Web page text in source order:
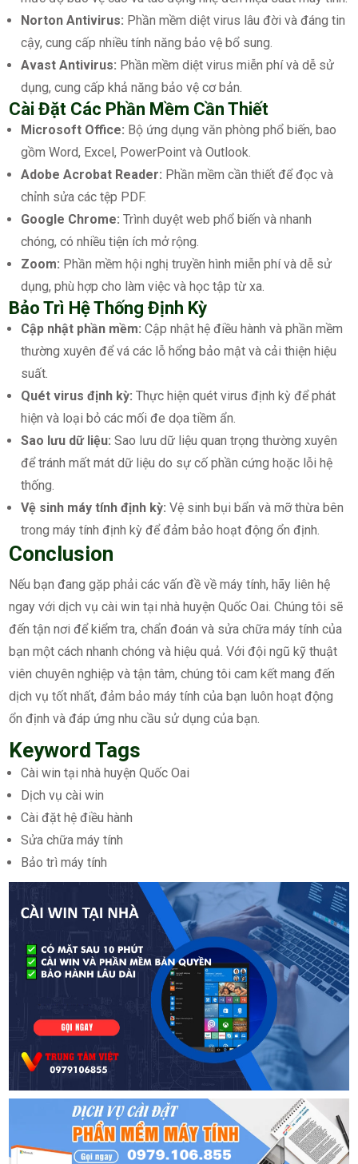
Norton Antivirus: Phần mềm diệt virus lâu đời và đáng tin
cậy, cung cấp nhiều tính năng bảo vệ bổ sung.
Avast Antivirus: Phần mềm diệt virus miễn phí và dễ sử
dụng, cung cấp khả năng bảo vệ cơ bản.
Cài Đặt Các Phần Mềm Cần Thiết
Microsoft Office: Bộ ứng dụng văn phòng phổ biến, bao
gồm Word, Excel, PowerPoint và Outlook.
Adobe Acrobat Reader: Phần mềm cần thiết để đọc và
chỉnh sửa các tệp PDF.
Google Chrome: Trình duyệt web phổ biến và nhanh
chóng, có nhiều tiện ích mở rộng.
Zoom: Phần mềm hội nghị truyền hình miễn phí và dễ sử
dụng, phù hợp cho làm việc và học tập từ xa.
Bảo Trì Hệ Thống Định Kỳ
Cập nhật phần mềm: Cập nhật hệ điều hành và phần mềm
thường xuyên để vá các lỗ hổng bảo mật và cải thiện hiệu
suất.
Quét virus định kỳ: Thực hiện quét virus định kỳ để phát
hiện và loại bỏ các mối đe dọa tiềm ẩn.
Sao lưu dữ liệu: Sao lưu dữ liệu quan trọng thường xuyên
để tránh mất mát dữ liệu do sự cố phần cứng hoặc lỗi hệ
thống.
Vệ sinh máy tính định kỳ: Vệ sinh bụi bẩn và mỡ thừa bên
trong máy tính định kỳ để đảm bảo hoạt động ổn định.
Conclusion
Nếu bạn đang gặp phải các vấn đề về máy tính, hãy liên hệ
ngay với dịch vụ cài win tại nhà huyện Quốc Oai. Chúng tôi sẽ
đến tận nơi để kiểm tra, chẩn đoán và sửa chữa máy tính của
bạn một cách nhanh chóng và hiệu quả. Với đội ngũ kỹ thuật
viên chuyên nghiệp và tận tâm, chúng tôi cam kết mang đến
dịch vụ tốt nhất, đảm bảo máy tính của bạn luôn hoạt động
ổn định và đáp ứng nhu cầu sử dụng của bạn.
Keyword Tags
Cài win tại nhà huyện Quốc Oai
Dịch vụ cài win
Cài đặt hệ điều hành
Sửa chữa máy tính
Bảo trì máy tính